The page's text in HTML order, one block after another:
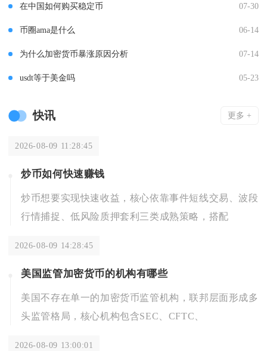
在中国如何购买稳定币 07-30
币圈ama是什么 06-14
为什么加密货币暴涨原因分析 07-14
usdt等于美金吗 05-23
快讯 更多 +
2026-08-09 11:28:45
炒币如何快速赚钱
炒币想要实现快速收益，核心依靠事件短线交易、波段
行情捕捉、低风险质押套利三类成熟策略，搭配
2026-08-09 14:28:45
美国监管加密货币的机构有哪些
美国不存在单一的加密货币监管机构，联邦层面形成多
头监管格局，核心机构包含SEC、CFTC、
2026-08-09 13:00:01